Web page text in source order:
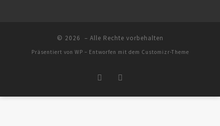
© 2026 – Alle Rechte vorbehalten
Präsentiert von WP – Entworfen mit dem Customizr-Theme